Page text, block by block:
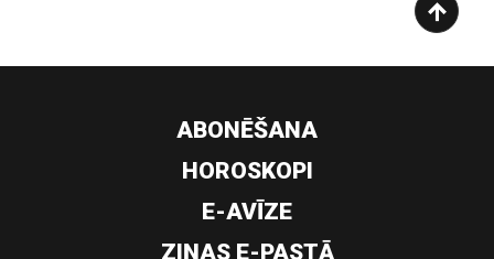
ABONĒŠANA
HOROSKOPI
E-AVĪZE
ZIŅAS E-PASTĀ